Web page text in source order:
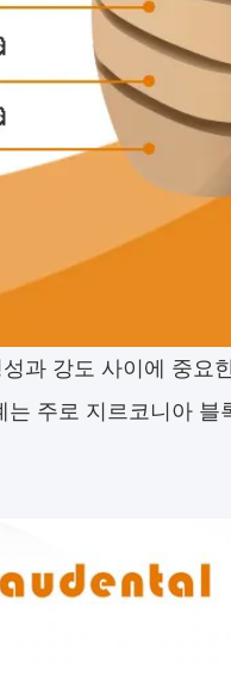
과 강도 사이에 중요
주로 지르코니아 블